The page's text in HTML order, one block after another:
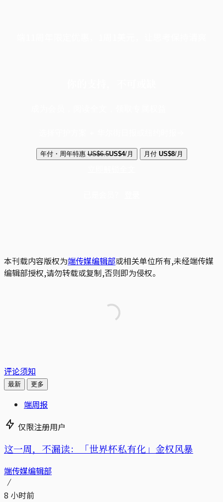
年付・周年特惠 US$6.5US$4/月 月付 US$8/月
本刊载内容版权为端传媒编辑部或相关单位所有,未经端传媒
编辑部授权,请勿转载或复制,否则即为侵权。
评论须知
最新 更多
端周报
仅限注册用户
这一周，不漏读：「世界杯私有化」金权风暴
端传媒编辑部
8 小时前